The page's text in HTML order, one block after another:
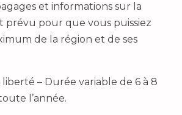
et informations sur la
prévu pour que vous puissiez
de la région et de ses
– Durée variable de 6 à 8
l’année.